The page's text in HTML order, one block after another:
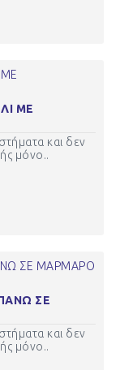
ΜΕ
και δεν
μόνο..
ΣΕ
και δεν
μόνο..